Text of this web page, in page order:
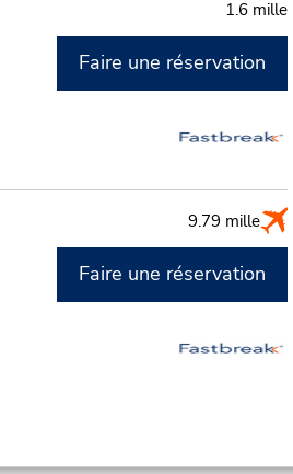
1.6 mille
Faire une réservation
9.79 mille
Faire une réservation